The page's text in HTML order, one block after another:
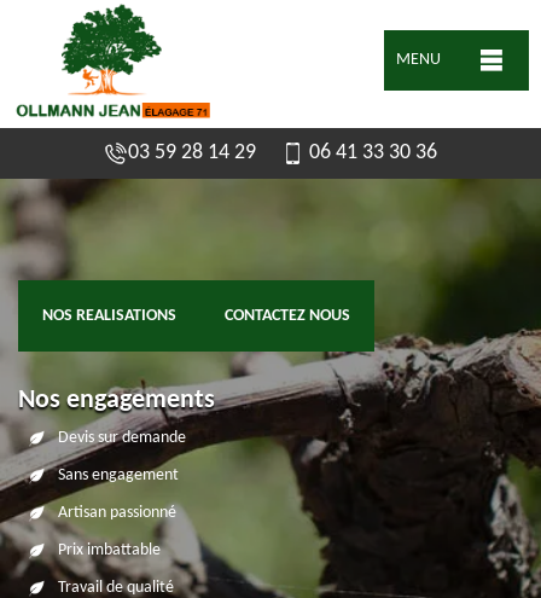
MENU
03 59 28 14 29 06 41 33 30 36
NOS REALISATIONS CONTACTEZ NOUS
Nos engagements
Devis sur demande
Sans engagement
Artisan passionné
Prix imbattable
Travail de qualité